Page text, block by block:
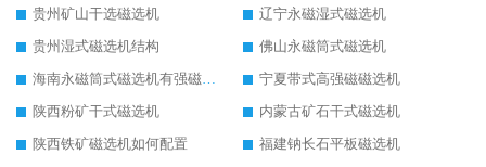
贵州矿山干选磁选机
辽宁永磁湿式磁选机
贵州湿式磁选机结构
佛山永磁筒式磁选机
海南永磁筒式磁选机有强磁的吗
宁夏带式高强磁磁选机
陕西粉矿干式磁选机
内蒙古矿石干式磁选机
陕西铁矿磁选机如何配置
福建钠长石平板磁选机